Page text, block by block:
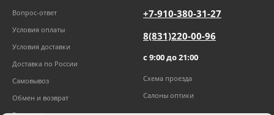
Вопрос-ответ
Условия оплаты
Условия доставки
Доставка по России
Самовывоз
Обмен и возврат
+7-910-380-31-27
8(831)220-00-96
с 9:00 до 21:00
Схема проезда
Салоны оптики